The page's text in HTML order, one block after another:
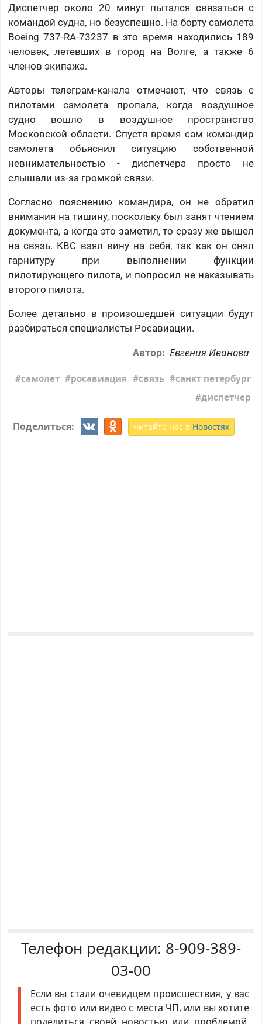
Диспетчер около 20 минут пытался связаться с
командой судна, но безуспешно. На борту самолета
Boeing 737-RA-73237 в это время находились 189
человек, летевших в город на Волге, а также 6
членов экипажа.
Авторы телеграм-канала отмечают, что связь с
пилотами самолета пропала, когда воздушное
судно вошло в воздушное пространство
Московской области. Спустя время сам командир
самолета объяснил ситуацию собственной
невнимательностью - диспетчера просто не
слышали из-за громкой связи.
Согласно пояснению командира, он не обратил
внимания на тишину, поскольку был занят чтением
документа, а когда это заметил, то сразу же вышел
на связь. КВС взял вину на себя, так как он снял
гарнитуру при выполнении функции
пилотирующего пилота, и попросил не наказывать
второго пилота.
Более детально в произошедшей ситуации будут
разбираться специалисты Росавиации.
Автор: Евгения Иванова
самолет росавиация связь
санкт петербург
диспетчер
Поделиться: читайте нас в Новостях
Телефон редакции: 8-909-389-
03-00
Если вы стали очевидцем происшествия, у вас
есть фото или видео с места ЧП, или вы хотите